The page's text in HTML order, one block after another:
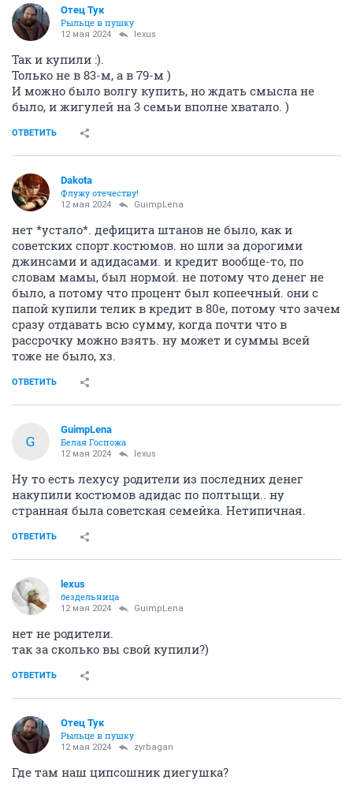
Отец Тук
Рыльце в пушку
12 мая 2024 lexus
Так и купили :).
Только не в 83-м, а в 79-м )
И можно было волгу купить, но ждать смысла не
было, и жигулей на 3 семьи вполне хватало. )
ОТВЕТИТЬ
Dаkota
Флужу отечеству!
12 мая 2024 GuimpLena
нет *устало*. дефицита штанов не было, как и
советских спорт.костюмов. но шли за дорогими
джинсами и адидасами. и кредит вообще-то, по
словам мамы, был нормой. не потому что денег не
было, а потому что процент был копеечный. они с
папой купили телик в кредит в 80е, потому что зачем
сразу отдавать всю сумму, когда почти что в
рассрочку можно взять. ну может и суммы всей
тоже не было, хз.
ОТВЕТИТЬ
G
GuimpLena
Белая Госпожа
12 мая 2024 lexus
Ну то есть лехусу родители из последних денег
накупили костюмов адидас по полтыщи.. ну
странная была советская семейка. Нетипичная.
ОТВЕТИТЬ
lexus
бездельница
12 мая 2024 GuimpLena
нет не родители.
так за сколько вы свой купили?)
ОТВЕТИТЬ
Отец Тук
Рыльце в пушку
12 мая 2024 zyrbagan
Где там наш ципсошник диегушка?